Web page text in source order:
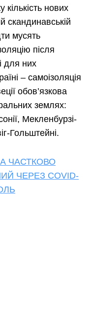
кількість нових
скандинавській
мусять
після
для них
– самоізоляція
обов’язкова
землях:
Мекленбурзі-
Гольштейні.
ЧАСТКОВО
ЧЕРЕЗ COVID-